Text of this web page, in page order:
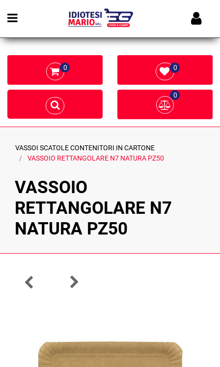
Open menu
0 0
0
VASSOI SCATOLE CONTENITORI IN CARTONE
VASSOIO RETTANGOLARE N7 NATURA PZ50
VASSOIO
RETTANGOLARE N7
NATURA PZ50